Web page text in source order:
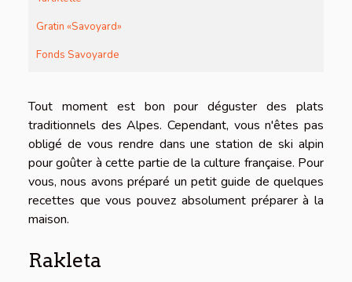
Gratin «Savoyard»
Fonds Savoyarde
Tout moment est bon pour déguster des plats
traditionnels des Alpes. Cependant, vous n'êtes pas
obligé de vous rendre dans une station de ski alpin
pour goûter à cette partie de la culture française. Pour
vous, nous avons préparé un petit guide de quelques
recettes que vous pouvez absolument préparer à la
maison.
Rakleta